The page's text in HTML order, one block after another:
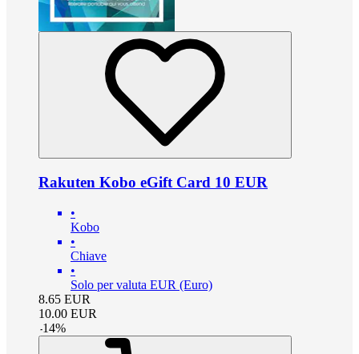
Rakuten Kobo eGift Card 10 EUR
•
Kobo
•
Chiave
•
Solo per valuta EUR (Euro)
8.65 EUR
10.00 EUR
-14%